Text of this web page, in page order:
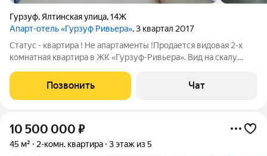
Гурзуф, Ялтинская улица,14Ж
Апарт-отель «Гурзуф Ривьера», 3 квартал 2017
Статус - квартира ! Не апартаменты !Продается видовая 2-х
комнатная квартира в ЖК «Гурзуф-Ривьера». Вид на скалу
очень удобная и красивая . Жилая площадь 51 м, балкон 30
метров . Кухня
Позвонить Чат
10 500 000 ₽
45 м² 2-комн. квартира 3 этаж из 5